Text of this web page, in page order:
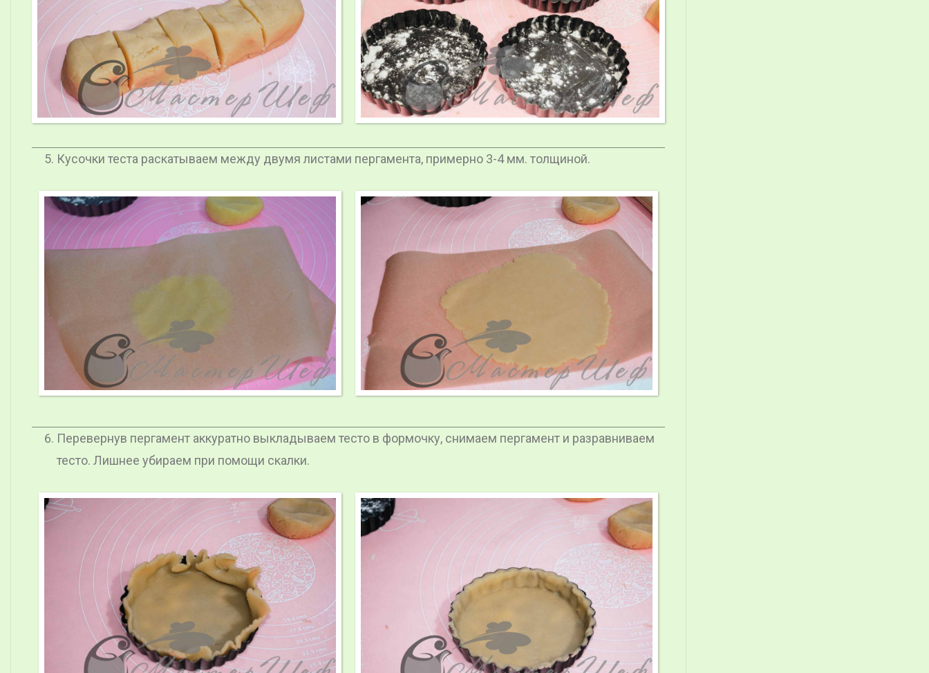
Кусочки теста раскатываем между двумя листами пергамента, примерно 3-4 мм. толщиной.
Перевернув пергамент аккуратно выкладываем тесто в формочку, снимаем пергамент и разравниваем
тесто. Лишнее убираем при помощи скалки.